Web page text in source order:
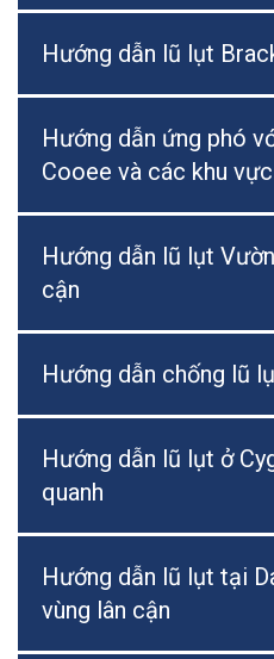
Hướng dẫn lũ lụt
Hướng dẫn ứng phó
Cooee và các khu
Hướng dẫn lũ lụt
cận
Hướng dẫn chống lũ
Hướng dẫn lũ lụt ở
quanh
Hướng dẫn lũ lụt tại
vùng lân cận